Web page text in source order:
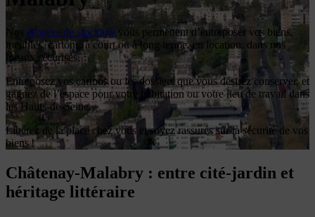
Nos espaces de stockage vous permettent d’entreposer vos biens,
meubles, cartons, à court ou à long terme, en location, dans nos
locaux sécurisés.
Entreposez vos cartons ou les dossiers que vous désirez conserver, et
gagnez de l’espace pour votre habitation ou votre lieu de travail dans
les Hauts-de-Seine.
Libérez de la place chez vous et soyez rassurés sur la sécurité de vos
biens !
Châtenay-Malabry : entre cité-jardin et
héritage littéraire